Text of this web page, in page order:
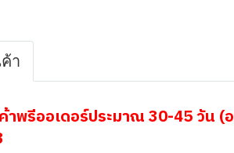
า
าพรีออเดอร์ประมาณ 30-45 วัน